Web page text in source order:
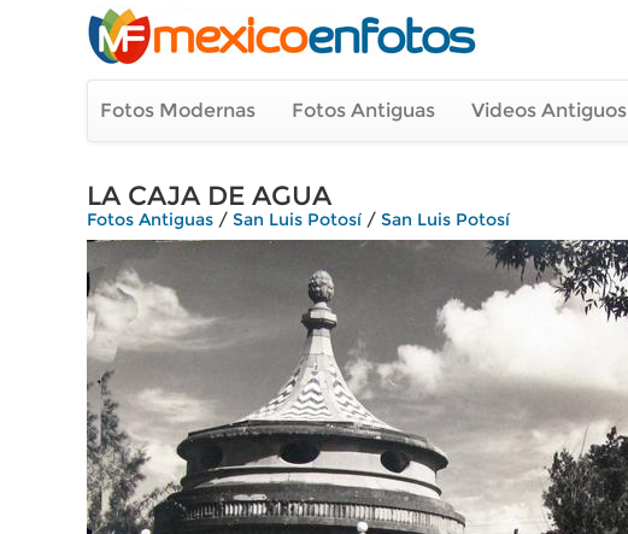
Fotos Modernas Fotos Antiguas Videos Antiguos
LA CAJA DE AGUA
Fotos Antiguas / San Luis Potosí / San Luis Potosí